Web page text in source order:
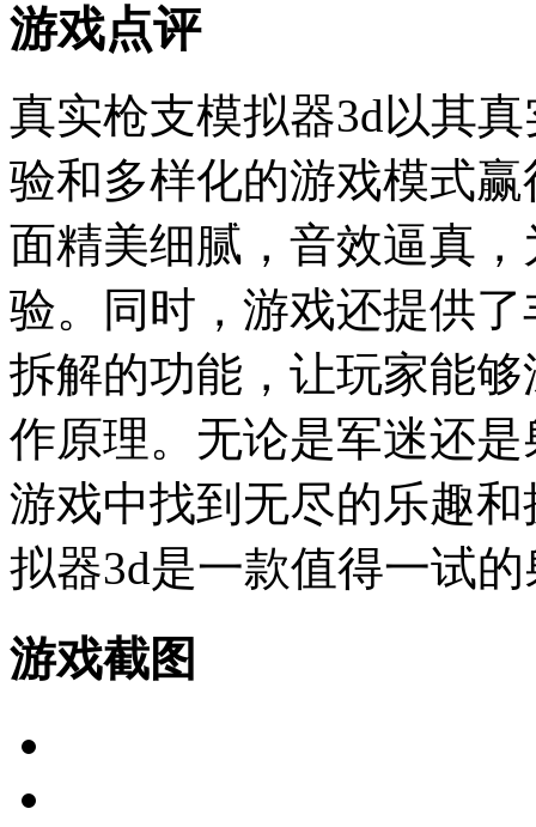
游戏点评
真实枪支模拟器3d以其
验和多样化的游戏模式
面精美细腻，音效逼真
验。同时，游戏还提供
拆解的功能，让玩家能
作原理。无论是军迷还
游戏中找到无尽的乐趣
拟器3d是一款值得一试
游戏截图